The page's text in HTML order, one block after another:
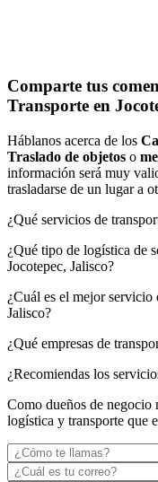
Comparte tus
Transporte en
Háblanos acerca de los
Traslado de objetos o
información será muy
trasladarse de un lugar a
¿Qué servicios de
¿Qué tipo de logística de
Jocotepec, Jalisco?
¿Cuál es el mejor servicio
Jalisco?
¿Qué empresas de
¿Recomiendas los
Como dueños de negocio
logística y transporte que